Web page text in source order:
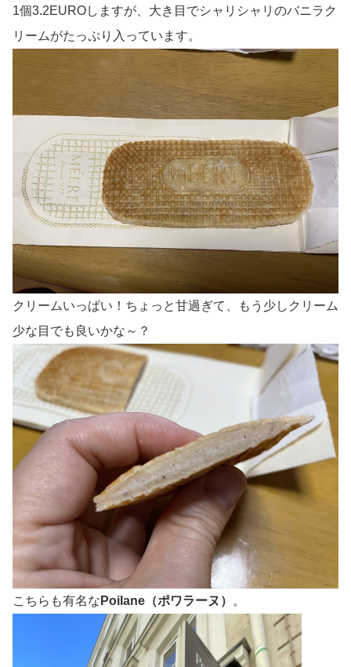
1個3.2EUROしますが、大き目でシャリシャリのバニラク
リームがたっぷり入っています。
クリームいっぱい！ちょっと甘過ぎて、もう少しクリーム
少な目でも良いかな～？
こちらも有名な Poilane（ポワラーヌ） 。